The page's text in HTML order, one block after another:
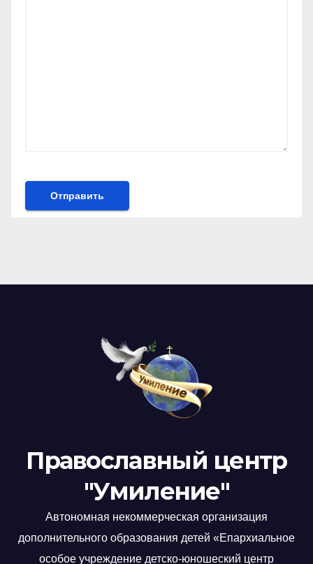
Православный центр
"Умиление"
Автономная некоммерческая организация
дополнительного образования детей «Епархиальное
особое учреждение детско-юношеский центр